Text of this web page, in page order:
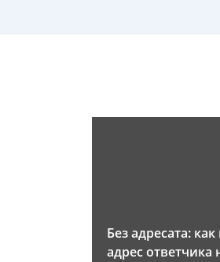
Без адресата:
адрес ответчика